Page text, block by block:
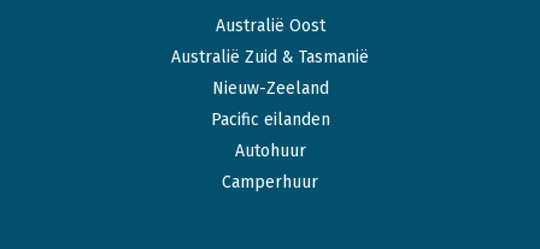
Australië Oost
Australië Zuid & Tasmanië
Nieuw-Zeeland
Pacific eilanden
Autohuur
Camperhuur